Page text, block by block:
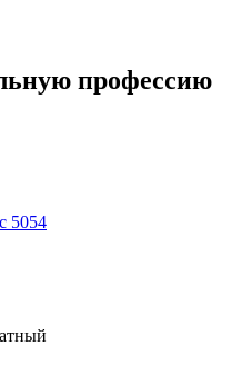
профессию
5054